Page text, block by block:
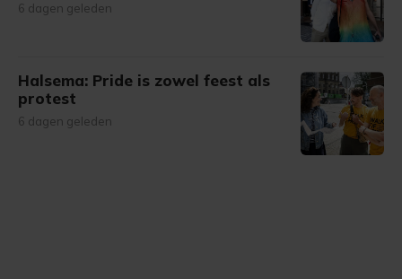
6 dagen geleden
Halsema: Pride is zowel feest als
protest
6 dagen geleden